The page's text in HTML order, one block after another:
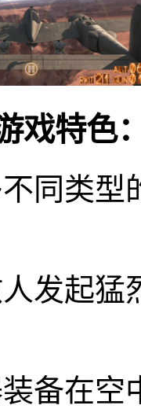
戏特色
同类
发起
备在